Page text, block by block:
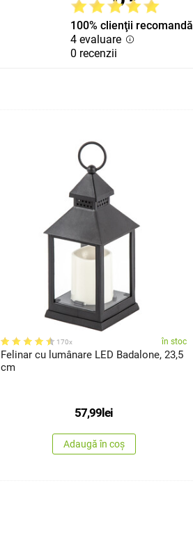
100% clienţii recomandă
4 evaluare
0 recenzii
170x în stoc
Felinar cu lumânare LED Badalone, 23,5
cm
57,99lei
Adaugă în coș